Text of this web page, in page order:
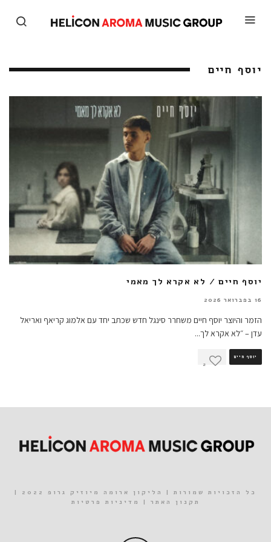
יוסף חיים
יוסף חיים / לא אקרא לך מאמי
16 בפברואר 2026
הזמר והיוצר יוסף חיים משחרר סינגל חדש שכתב יחד עם אלמוג קריאף ואריאל
עדן – ״לא אקרא לך...
יוסף חיים
2
כל הזכויות שמורות | הליקון ארומה מיוזיק גרופ 2022 |
תקנון האתר | מדיניות פרטיות